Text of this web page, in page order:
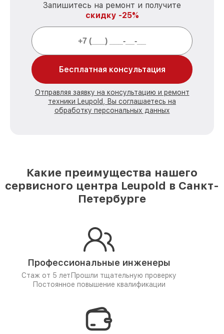
Запишитесь на ремонт и получите
скидку -25%
Бесплатная консультация
Отправляя заявку на консультацию и ремонт
техники Leupold, Вы соглашаетесь на
обработку персональных данных
Какие преимущества нашего
сервисного центра Leupold в Санкт-
Петербурге
Профессиональные инженеры
Стаж от 5 лет Прошли тщательную проверку
Постоянное повышение квалификации